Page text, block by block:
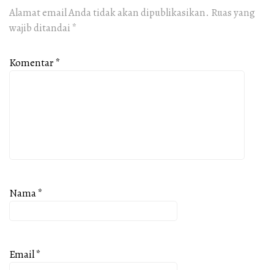
Alamat email Anda tidak akan dipublikasikan. Ruas yang
wajib ditandai *
Komentar*
Nama*
Email*